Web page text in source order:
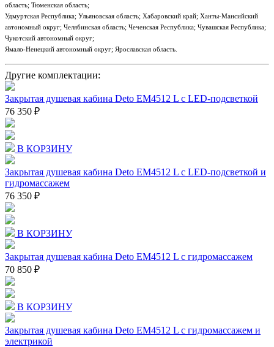
область; Тюменская область;
Удмуртская Республика; Ульяновская область; Хабаровский край; Ханты-Мансийский
автономный округ; Челябинская область; Чеченская Республика; Чувашская Республика;
Чукотский автономный округ;
Ямало-Ненецкий автономный округ; Ярославская область.
Другие комплектации:
Закрытая душевая кабина Deto EM4512 L с LED-подсветкой
76 350 ₽
В КОРЗИНУ
Закрытая душевая кабина Deto EM4512 L с LED-подсветкой и
гидромассажем
76 350 ₽
В КОРЗИНУ
Закрытая душевая кабина Deto EM4512 L с гидромассажем
70 850 ₽
В КОРЗИНУ
Закрытая душевая кабина Deto EM4512 L с гидромассажем и
электрикой